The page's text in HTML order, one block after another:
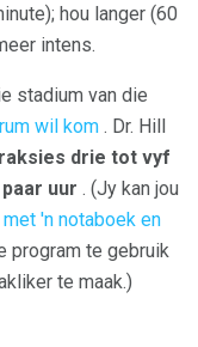
hou langer (60
intens.
stadium van die
wil kom . Dr. Hill
drie tot vyf
uur . (Jy kan jou
'n notaboek en
program te gebruik
te maak.)